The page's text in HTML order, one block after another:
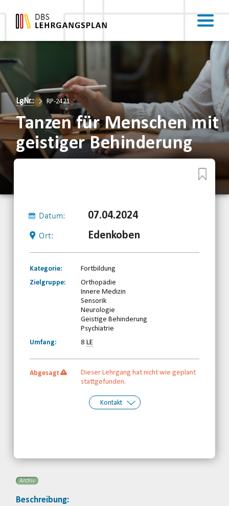
LgNr.: RP-2421
Tanzen für Menschen mit
geistiger Behinderung
Datum: 07.04.2024
Ort: Edenkoben
Kategorie:
Fortbildung
Zielgruppe:
Orthopädie
Innere Medizin
Sensorik
Neurologie
Geistige Behinderung
Psychiatrie
Umfang:
8LE
Abgesagt
Dieser Lehrgang hat nicht wie geplant
stattgefunden.
Kontakt
Archiv
Beschreibung: